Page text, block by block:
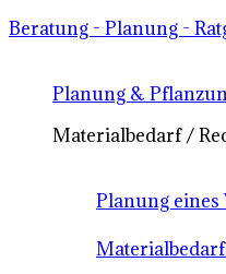
Beratung - Planung -
Planung &
Materialbedarf /
Planung eines